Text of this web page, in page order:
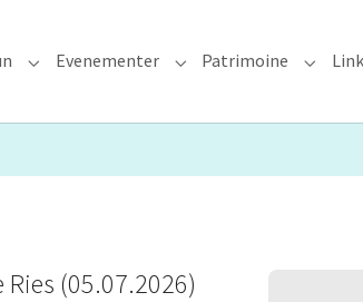
Submenu for "Formatioun"
Evenementer Submenu for
Patrimoine
(05.07.2026)